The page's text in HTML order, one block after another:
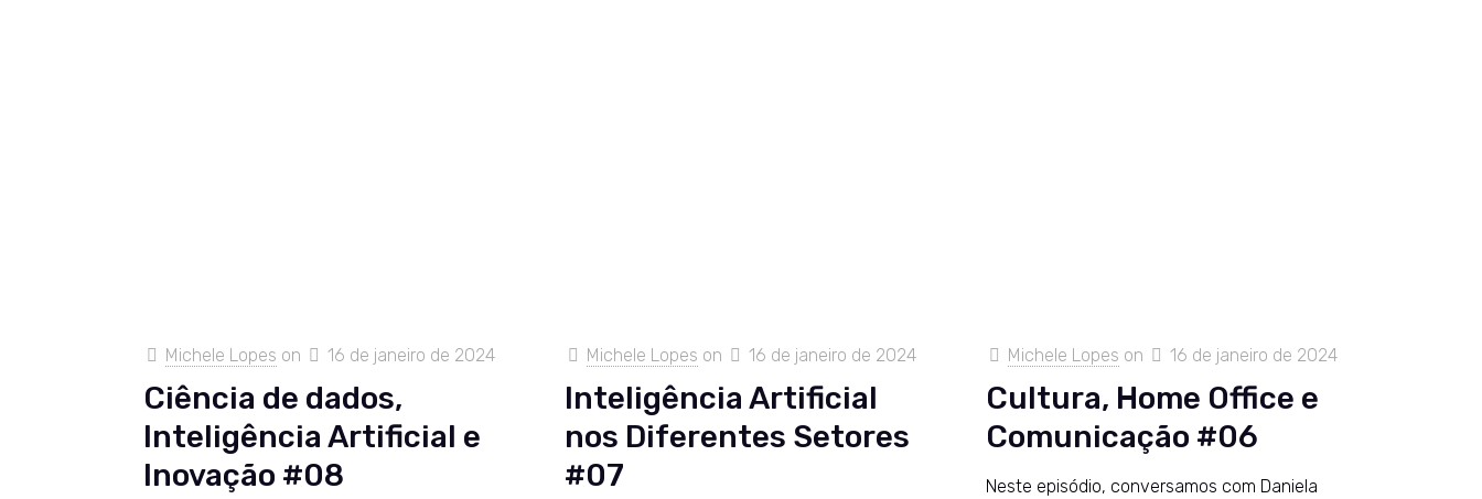
Michele Lopes on 16 de janeiro de 2024
Ciência de dados,
Inteligência Artificial e
Inovação #08
Michele Lopes on 16 de janeiro de 2024
Inteligência Artificial
nos Diferentes Setores
#07
Michele Lopes on 16 de janeiro de 2024
Cultura, Home Office e
Comunicação #06
Neste episódio, conversamos com Daniela